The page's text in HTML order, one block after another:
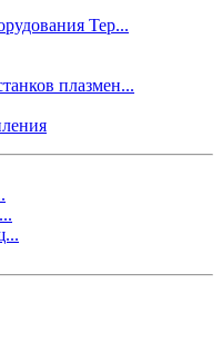
Тер...
плазмен...